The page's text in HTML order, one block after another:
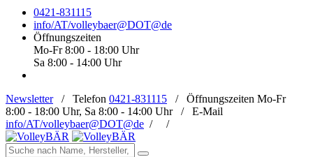
0421-831115
info/AT/volleybaer@DOT@de
Öffnungszeiten
Mo-Fr 8:00 - 18:00 Uhr
Sa 8:00 - 14:00 Uhr
Newsletter/ Telefon 0421-831115 / Öffnungszeiten Mo-Fr
8:00 - 18:00 Uhr, Sa 8:00 - 14:00 Uhr / E-Mail
info/AT/volleybaer@DOT@de / /